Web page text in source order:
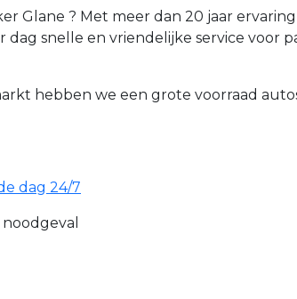
Glane ? Met meer dan 20 jaar
dag snelle en vriendelijke service voor
hebben we een grote voorraad
dag 24/7